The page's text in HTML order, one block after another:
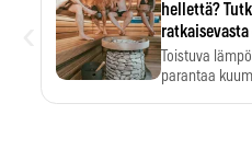
hellettä?
ratkaisevasta
Toistuva
parantaa